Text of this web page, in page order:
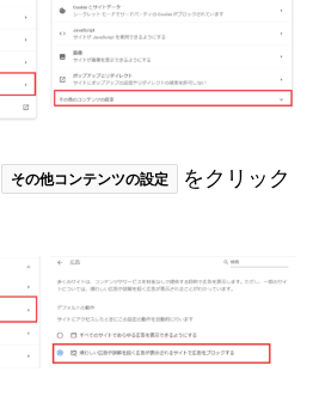
その他コンテンツの設定
をクリック